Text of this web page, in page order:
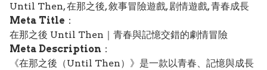
Until Then, 在那之後, 敘事冒險遊戲, 剧情遊戲, 青春成長
Meta Title ：
在那之後 Until Then｜青春與記憶交錯的劇情冒險
Meta Description ：
《在那之後（Until Then）》是一款以青春、記憶與成長